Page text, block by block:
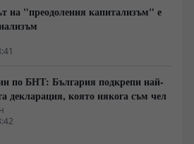
на "преодоления капитализъм" е
по БНТ: България подкрепи най-
декларация, която някога съм чел